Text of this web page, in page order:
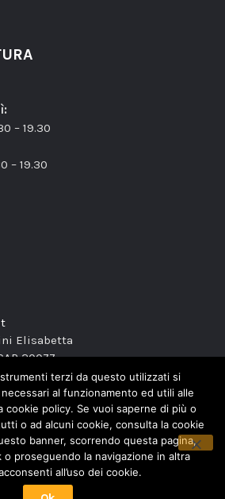
– 19.30
– 19.30
Elisabetta
20077
terzi da questo utilizzati si
al funzionamento ed utili alle
cookie policy. Se vuoi saperne di più o
o ad alcuni cookie, consulta la cookie
banner, scorrendo questa pagina,
o proseguendo la navigazione in altra
all’uso dei cookie.